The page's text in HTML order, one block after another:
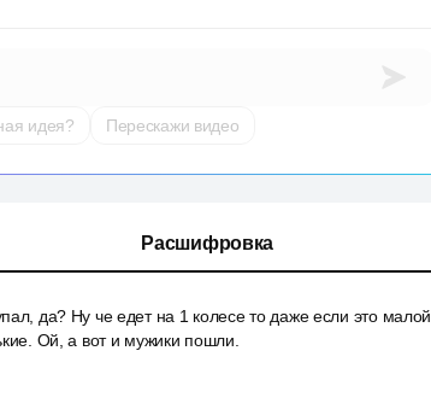
идея? Перескажи видео
Расшифровка
да? Ну че едет на 1 колесе то даже если это малой
Ой, а вот и мужики пошли.